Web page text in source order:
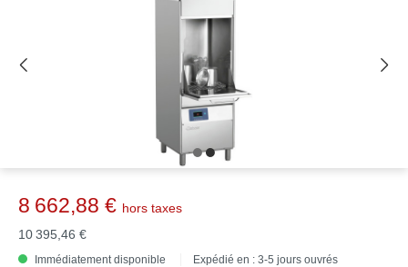
8 662,88 € hors taxes
10 395,46 €
Immédiatement disponible Expédié en : 3-5 jours ouvrés